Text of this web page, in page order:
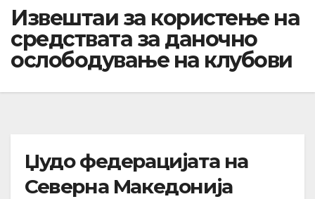
Извештаи за користење на
средствата за даночно
ослободување на клубови
Џудо федерацијата на
Северна Македонија